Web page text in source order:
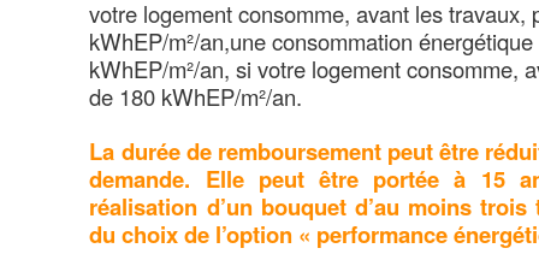
votre logement consomme, avant les travaux,
kWhEP/m²/an,une consommation
kWhEP/m²/an, si votre logement consomme,
de 180 kWhEP/m²/an.
La durée de remboursement peut être
demande. Elle peut être portée à 15
réalisation d’un bouquet d’au moins
du choix de l’option « performance